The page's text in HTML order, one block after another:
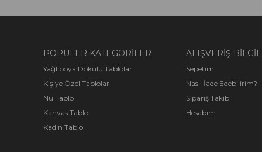
POPÜLER KATEGORİLER
Yağlıboya Dokulu Tablolar
Kişiye Özel Tablolar
Nü Tablo
Kanvas Tablo
Kadın Tablo
ALIŞVERİŞ
Sepetim
Nasıl İade Edebilirim?
Sipariş Takibi
Hesabım